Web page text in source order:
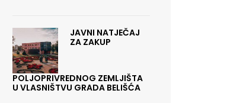
JAVNI NATJEČAJ
ZA ZAKUP
POLJOPRIVREDNOG ZEMLJIŠTA
U VLASNIŠTVU GRADA BELIŠĆA